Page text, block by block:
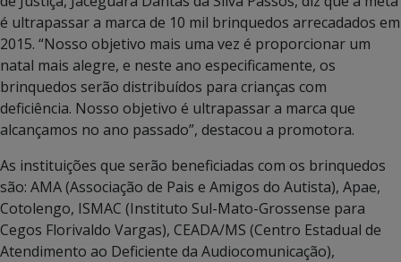
é ultrapassar a marca de 10 mil brinquedos arrecadados em
2015. “Nosso objetivo mais uma vez é proporcionar um
natal mais alegre, e neste ano especificamente, os
brinquedos serão distribuídos para crianças com
deficiência. Nosso objetivo é ultrapassar a marca que
alcançamos no ano passado”, destacou a promotora.
As instituições que serão beneficiadas com os brinquedos
são: AMA (Associação de Pais e Amigos do Autista), Apae,
Cotolengo, ISMAC (Instituto Sul-Mato-Grossense para
Cegos Florivaldo Vargas), CEADA/MS (Centro Estadual de
Atendimento ao Deficiente da Audiocomunicação),